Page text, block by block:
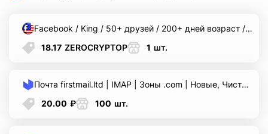
Facebook / King / 50+ друзей / 200+ дней возраст / USA фарм 20-30+ входов / рекламные баннеры / активная лента + фп.
18.17 ZEROCRYPTOP 1 шт.
Почта firstmail.ltd | IMAP | Зоны .com | Новые, Чистые, Вечные | Для различных сервисов и соц.сетей ♞ Реальные логины ♞.
20.00 ₽ 100 шт.